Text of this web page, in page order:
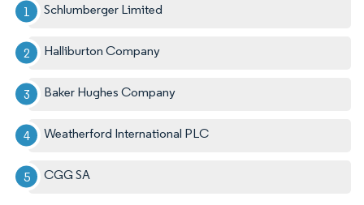
Schlumberger Limited
Halliburton Company
Baker Hughes Company
Weatherford International PLC
CGG SA